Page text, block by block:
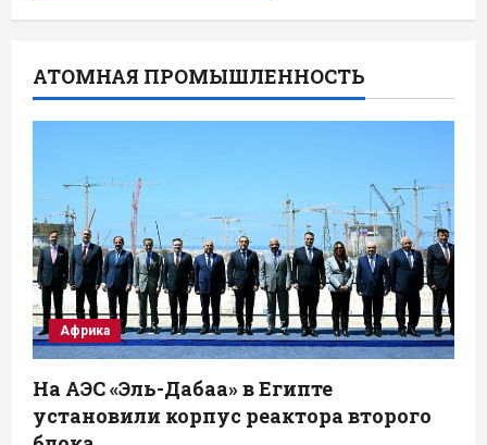
АТОМНАЯ ПРОМЫШЛЕННОСТЬ
Африка
На АЭС «Эль-Дабаа» в Египте
установили корпус реактора второго